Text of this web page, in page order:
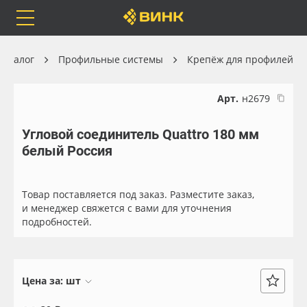
Каталог
Бренды
Оплата
Весь каталог
Самоклеящиеся плёнки
Чернила
Профильные системы Крепёж для профилей
Арт. н2679
Угловой соединитель Quattro 180 мм
белый Россия
Товар поставляется под заказ. Разместите заказ,
и менеджер свяжется с вами для уточнения
подробностей.
Цена за: шт